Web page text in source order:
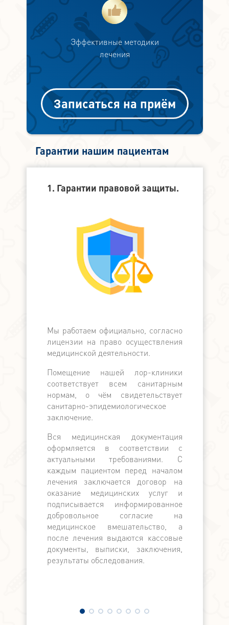
Эффективные методики
лечения
Записаться на приём
Гарантии нашим пациентам
1. Гарантии правовой защиты.
Мы работаем официально, согласно
лицензии на право осуществления
медицинской деятельности.
Помещение нашей лор-клиники
соответствует всем санитарным
нормам, о чём свидетельствует
санитарно-эпидемиологическое
заключение.
Вся медицинская документация
оформляется в соответствии с
актуальными требованиями. С
каждым пациентом перед началом
лечения заключается договор на
оказание медицинских услуг и
подписывается информированное
добровольное согласие на
медицинское вмешательство, а
после лечения выдаются кассовые
документы, выписки, заключения,
результаты обследования.
Мы